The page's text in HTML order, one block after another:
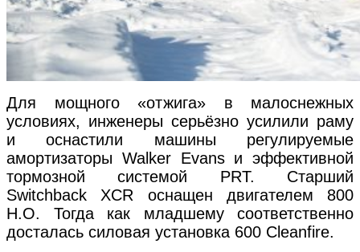
Для мощного «отжига» в малоснежных
условиях, инженеры серьёзно усилили раму
и оснастили машины регулируемые
амортизаторы Walker Evans и эффективной
тормозной системой PRT. Старший
Switchback XCR оснащен двигателем 800
H.O. Тогда как младшему соответственно
досталась силовая установка 600 Cleanfire.